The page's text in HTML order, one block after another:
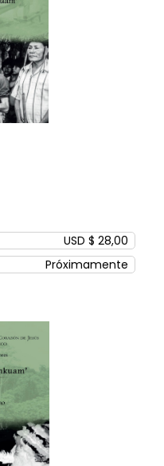
USD $ 28,00
Próximamente